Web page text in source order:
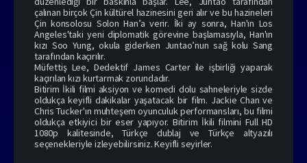
çalınan birçok Çin kültürel hazinesini geri alır ve bu hazineleri
Çin konsolosu Solon Han’a verir. İki ay sonra, Han'ın Los
Angeles'taki yeni diplomatik görevine başlamasıyla, Han'ın
kızı Soo Yung, okula giderken Juntao’nun sağ kolu Sang
tarafından kaçırılır.
Müfettiş Lee, Dedektif James Carter ile işbirliği yaparak
kaçırılan kızı kurtarmak zorundadır.
Bitirim İkili filmi aksiyon ve komedi dolu sahneleriyle sizde
oldukça keyifli dakikalar yaşatacak bir film. Jackie Chan ve
Chris Tucker'ın muhteşem oyunculuk performansları, bu filmi
oldukça etkiyici bir eser yapıyor. Bitirim İkili filmini Full HD
1080p kalitesinde, Türkçe dublaj ve Türkçe altyazılı
seçenekleriyle izleyebilirsiniz. Keyifli seyirler.